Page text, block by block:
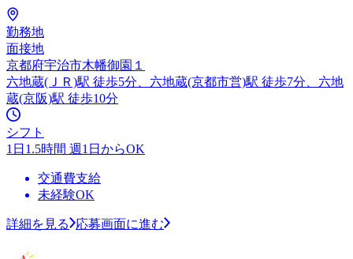
勤務地
面接地
京都府宇治市木幡御園１
六地蔵(ＪＲ)駅 徒歩5分、六地蔵(京都市営)駅 徒歩7分、六地
蔵(京阪)駅 徒歩10分
シフト
1日1.5時間 週1日からOK
交通費支給
未経験OK
詳細を見る 応募画面に進む